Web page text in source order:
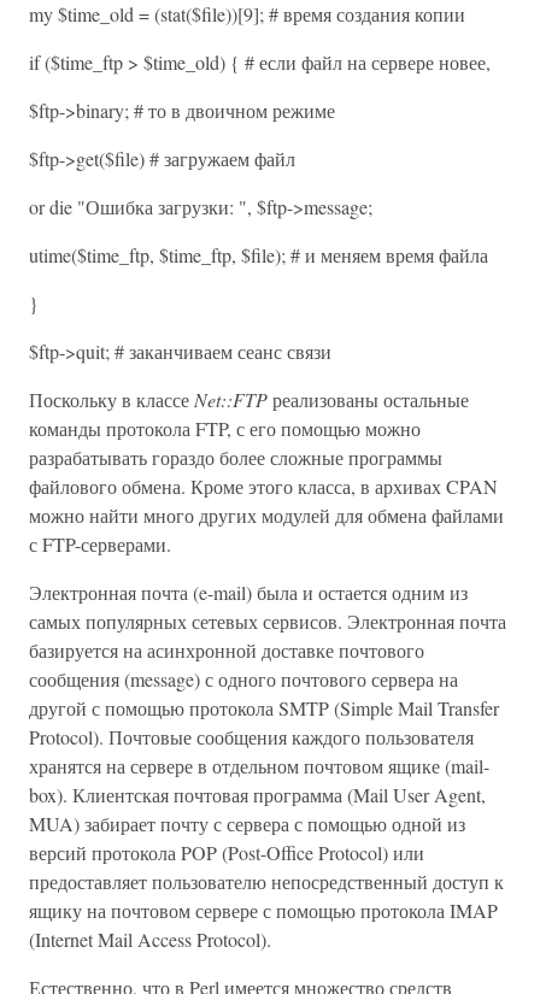
my $time_old = (stat($file))[9]; # время создания копии
if ($time_ftp > $time_old) { # если файл на сервере новее,
$ftp->binary; # то в двоичном режиме
$ftp->get($file) # загружаем файл
or die "Ошибка загрузки: ", $ftp->message;
utime($time_ftp, $time_ftp, $file); # и меняем время файла
}
$ftp->quit; # заканчиваем сеанс связи
Поскольку в классе Net::FTPреализованы остальные
команды протокола FTP, с его помощью можно
разрабатывать гораздо более сложные программы
файлового обмена. Кроме этого класса, в архивах CPAN
можно найти много других модулей для обмена файлами
с FTP-серверами.
Электронная почта (e-mail) была и остается одним из
самых популярных сетевых сервисов. Электронная почта
базируется на асинхронной доставке почтового
сообщения (message) с одного почтового сервера на
другой с помощью протокола SMTP (Simple Mail Transfer
Protocol). Почтовые сообщения каждого пользователя
хранятся на сервере в отдельном почтовом ящике (mail-
box). Клиентская почтовая программа (Mail User Agent,
MUA) забирает почту с сервера с помощью одной из
версий протокола POP (Post-Office Protocol) или
предоставляет пользователю непосредственный доступ к
ящику на почтовом сервере с помощью протокола IMAP
(Internet Mail Access Protocol).
Естественно, что в Perl имеется множество средств